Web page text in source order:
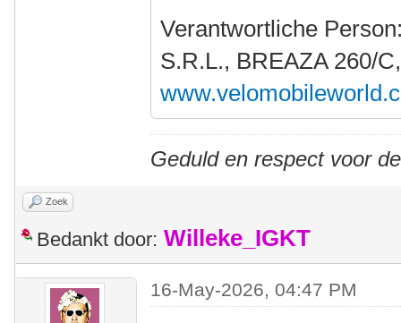
Verantwortliche
S.R.L., BREAZA 260/
Geduld en respect voor
Zoek
Bedankt door: Willeke_IGKT
16-May-2026, 04:47 PM